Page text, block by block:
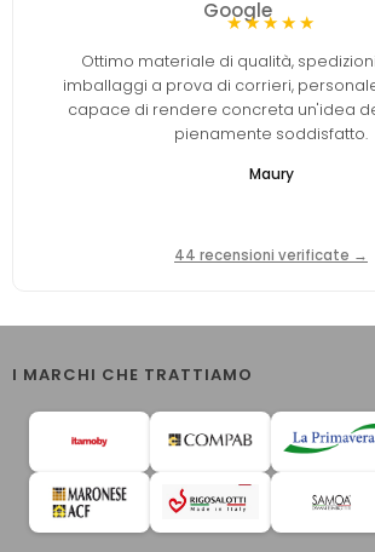
★★★★★
Ottimo materiale di qualità,
imballaggi a prova di corrieri,
capace di rendere concreta un'idea
pienamente soddisfatto.
Maury
44 recensioni verificate →
I MARCHI CHE TRATTIAMO